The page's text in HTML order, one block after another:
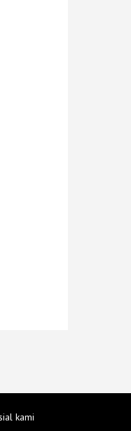
kami